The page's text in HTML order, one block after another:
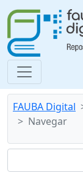
FAUBA Digital
Navegar